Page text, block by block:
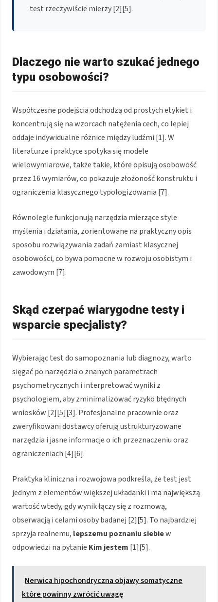
test rzeczywiście mierzy [2][5].
Dlaczego nie warto szukać jednego
typu osobowości?
Współczesne podejścia odchodzą od prostych etykiet i
koncentrują się na wzorcach natężenia cech, co lepiej
oddaje indywidualne różnice między ludźmi [1]. W
literaturze i praktyce spotyka się modele
wielowymiarowe, także takie, które opisują osobowość
przez 16 wymiarów, co pokazuje złożoność konstruktu i
ograniczenia klasycznego typologizowania [7].
Równolegle funkcjonują narzędzia mierzące style
myślenia i działania, zorientowane na praktyczny opis
sposobu rozwiązywania zadań zamiast klasycznej
osobowości, co bywa pomocne w rozwoju osobistym i
zawodowym [7].
Skąd czerpać wiarygodne testy i
wsparcie specjalisty?
Wybierając test do samopoznania lub diagnozy, warto
sięgać po narzędzia o znanych parametrach
psychometrycznych i interpretować wyniki z
psychologiem, aby zminimalizować ryzyko błędnych
wniosków [2][5][3]. Profesjonalne pracownie oraz
zweryfikowani dostawcy oferują ustrukturyzowane
narzędzia i jasne informacje o ich przeznaczeniu oraz
ograniczeniach [4][6].
Praktyka kliniczna i rozwojowa podkreśla, że test jest
jednym z elementów większej układanki i ma największą
wartość wtedy, gdy wynik łączy się z rozmową,
obserwacją i celami osoby badanej [2][5]. To najbardziej
sprzyja realnemu, lepszemu poznaniu siebiew
odpowiedzi na pytanie Kim jestem [1][5].
Nerwica hipochondryczna objawy somatyczne
które powinny zwrócić uwagę